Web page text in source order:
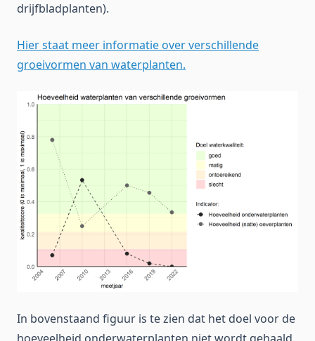
drijfbladplanten).
Hier staat meer informatie over verschillende
groeivormen van waterplanten.
In bovenstaand figuur is te zien dat het doel voor de